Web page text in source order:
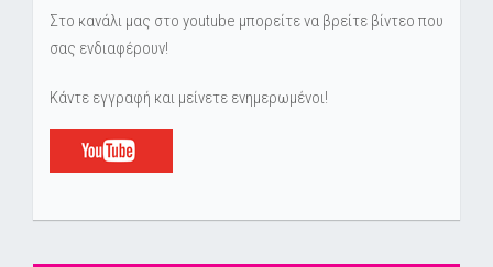
Στο κανάλι μας στο youtube μπορείτε να βρείτε βίντεο που
σας ενδιαφέρουν!
Κάντε εγγραφή και μείνετε ενημερωμένοι!